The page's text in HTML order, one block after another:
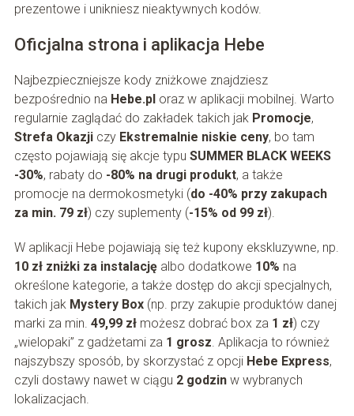
prezentowe i unikniesz nieaktywnych kodów.
Oficjalna strona i aplikacja Hebe
Najbezpieczniejsze kody zniżkowe znajdziesz
bezpośrednio na Hebe.ploraz w aplikacji mobilnej. Warto
regularnie zaglądać do zakładek takich jak Promocje,
Strefa Okazjiczy Ekstremalnie niskie ceny, bo tam
często pojawiają się akcje typu SUMMER BLACK WEEKS
-30%, rabaty do -80% na drugi produkt, a także
promocje na dermokosmetyki (do -40% przy zakupach
za min. 79 zł) czy suplementy (-15% od 99 zł).
W aplikacji Hebe pojawiają się też kupony ekskluzywne, np.
10 zł zniżki za instalacjęalbo dodatkowe 10% na
określone kategorie, a także dostęp do akcji specjalnych,
takich jak Mystery Box(np. przy zakupie produktów danej
marki za min. 49,99 złmożesz dobrać box za 1 zł) czy
„wielopaki” z gadżetami za 1 grosz. Aplikacja to również
najszybszy sposób, by skorzystać z opcji Hebe Express,
czyli dostawy nawet w ciągu 2 godzinw wybranych
lokalizacjach.